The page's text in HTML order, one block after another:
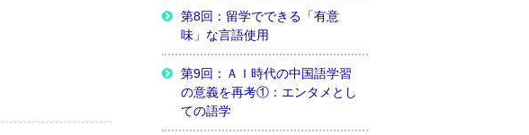
第8回：留学でできる「有意
味」な言語使用
第9回：ＡＩ時代の中国語学習
の意義を再考①：エンタメとし
ての語学